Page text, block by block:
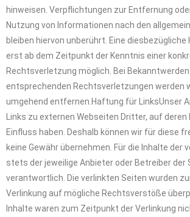
hinweisen. Verpflichtungen zur Entfernung
Nutzung von Informationen nach den
bleiben hiervon unberührt. Eine
erst ab dem Zeitpunkt der Kenntnis einer
Rechtsverletzung möglich. Bei Bekanntwerden
entsprechenden Rechtsverletzungen werden
umgehend entfernen.Haftung für LinksUnser
Links zu externen Webseiten Dritter, auf deren
Einfluss haben. Deshalb können wir für diese
keine Gewähr übernehmen. Für die Inhalte der
stets der jeweilige Anbieter oder Betreiber der
verantwortlich. Die verlinkten Seiten wurden
Verlinkung auf mögliche Rechtsverstöße
Inhalte waren zum Zeitpunkt der Verlinkung